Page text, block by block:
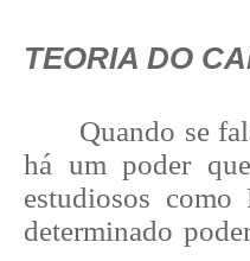
TEORIA DO
Quando se
há um poder
estudiosos
determinado